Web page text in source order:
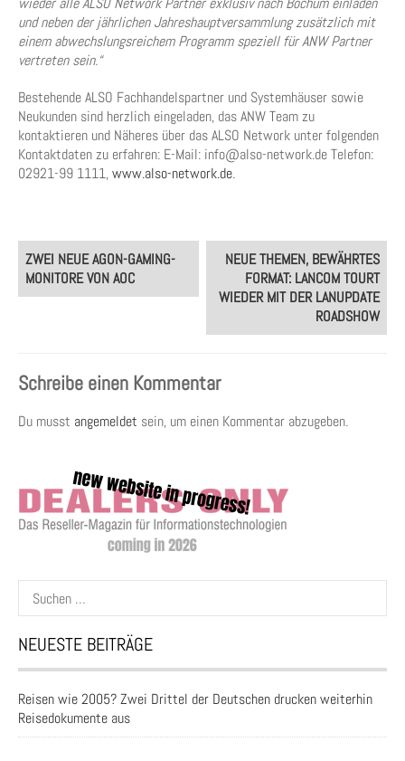
und neben der jährlichen Jahreshauptversammlung zusätzlich mit
einem abwechslungsreichem Programm speziell für ANW Partner
vertreten sein.“
Bestehende ALSO Fachhandelspartner und Systemhäuser sowie
Neukunden sind herzlich eingeladen, das ANW Team zu
kontaktieren und Näheres über das ALSO Network unter folgenden
Kontaktdaten zu erfahren: E-Mail: info@also-network.de Telefon:
02921-99 1111,www.also-network.de.
Post
navigation
ZWEI NEUE AGON-GAMING-
MONITORE VON AOC
NEUE THEMEN, BEWÄHRTES
FORMAT: LANCOM TOURT
WIEDER MIT DER LANUPDATE
ROADSHOW
Schreibe einen Kommentar
Du musst angemeldet sein, um einen Kommentar abzugeben.
Suchen
nach:
NEUESTE BEITRÄGE
Reisen wie 2005? Zwei Drittel der Deutschen drucken weiterhin
Reisedokumente aus